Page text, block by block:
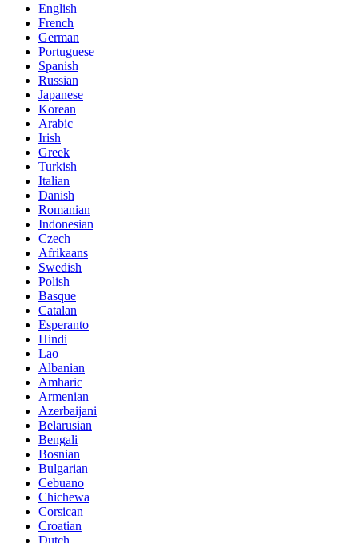
English
French
German
Portuguese
Spanish
Russian
Japanese
Korean
Arabic
Irish
Greek
Turkish
Italian
Danish
Romanian
Indonesian
Czech
Afrikaans
Swedish
Polish
Basque
Catalan
Esperanto
Hindi
Lao
Albanian
Amharic
Armenian
Azerbaijani
Belarusian
Bengali
Bosnian
Bulgarian
Cebuano
Chichewa
Corsican
Croatian
Dutch